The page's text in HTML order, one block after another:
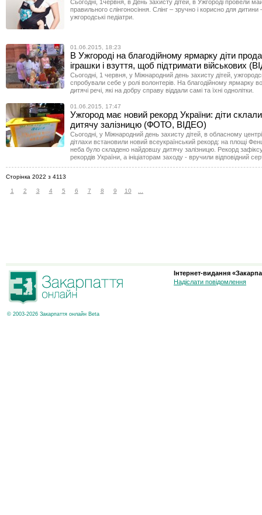
Сьогодні, 1червня, в День захисту дітей, в Ужгороді провели
правильного слінгоносіння. Слінг – зручно і корисно для
ужгородські педіатри.
01.06.2015, 18:23
В Ужгороді на благодійному ярмарку діти
іграшки і взуття, щоб підтримати військових
Сьогодні, 1 червня, у Міжнародний день захисту дітей,
спробували себе у ролі волонтерів. На благодійному ярмарку
дитячі речі, які на добру справу віддали самі та їхні однолітки.
01.06.2015, 17:47
Ужгород має новий рекорд України: діти
дитячу залізницю (ФОТО, ВІДЕО)
Сьогодні, у Міжнародний день захисту дітей, в обласному
дітлахи встановили новий всеукраїнський рекорд: на площі
неба було складено найдовшу дитячу залізницю. Рекорд
рекордів України, а ініціаторам заходу - вручили відповідний
Сторінка 2022 з 4113
1 2 3 4 5 6 7 8 9 10
© 2003-2026 Закарпаття онлайн Beta
Інтернет-видання
Надіслати повідомлення